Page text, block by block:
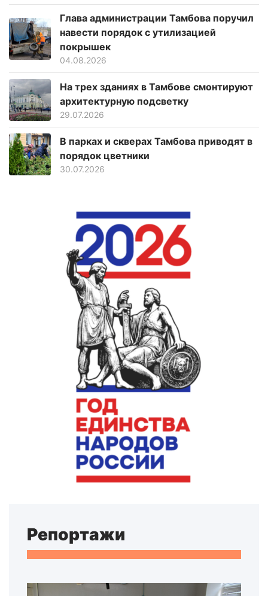
Глава администрации Тамбова поручил
навести порядок с утилизацией
покрышек
04.08.2026
На трех зданиях в Тамбове смонтируют
архитектурную подсветку
29.07.2026
В парках и скверах Тамбова приводят в
порядок цветники
30.07.2026
Репортажи